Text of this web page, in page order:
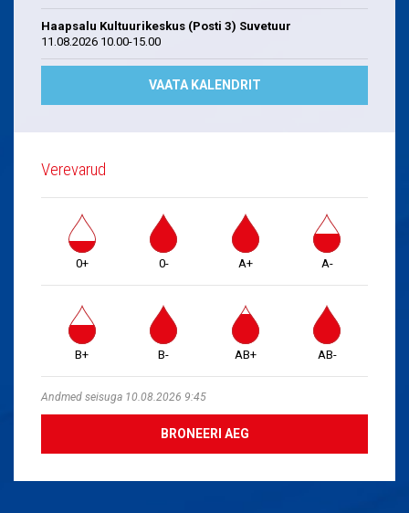
Haapsalu Kultuurikeskus (Posti 3) Suvetuur
11.08.2026 10.00-15.00
VAATA KALENDRIT
Verevarud
0+ 0- A+ A-
B+ B- AB+ AB-
Andmed seisuga 10.08.2026 9:45
BRONEERI AEG